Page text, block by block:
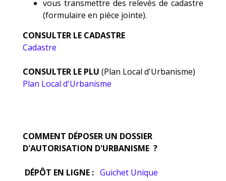
vous transmettre des relevés de cadastre
(formulaire en pièce jointe).
CONSULTER LE CADASTRE
Cadastre
CONSULTER LE PLU (Plan Local d'Urbanisme)
Plan Local d'Urbanisme
COMMENT DÉPOSER UN DOSSIER
D'AUTORISATION D'URBANISME ?
DÉPÔT EN LIGNE : Guichet Unique